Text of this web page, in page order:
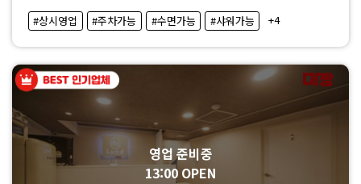
근
처
마
사
#상시영업 #주차가능 #수면가능 #샤워가능 +4
영업 준비중
13:00 OPEN